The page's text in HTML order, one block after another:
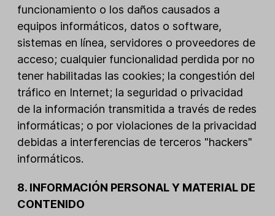
funcionamiento o los daños causados a
equipos informáticos, datos o software,
sistemas en línea, servidores o proveedores de
acceso; cualquier funcionalidad perdida por no
tener habilitadas las cookies; la congestión del
tráfico en Internet; la seguridad o privacidad
de la información transmitida a través de redes
informáticas; o por violaciones de la privacidad
debidas a interferencias de terceros "hackers"
informáticos.
8. INFORMACIÓN PERSONAL Y MATERIAL DE
CONTENIDO